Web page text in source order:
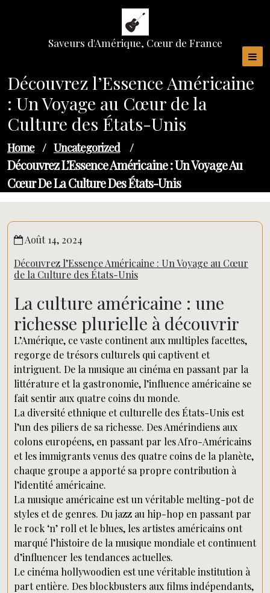
Saveurs d'Amérique, Cœur de France
Découvrez l’Essence Américaine
: Un Voyage au Cœur de la
Culture des États-Unis
Home / Uncategorized /
Découvrez L’Essence Américaine : Un Voyage Au
Cœur De La Culture Des États-Unis
Août 14, 2024
Découvrez l’Essence Américaine : Un Voyage au Cœur
de la Culture des États-Unis
La culture américaine : une
richesse plurielle à découvrir
L’Amérique, ce vaste continent aux multiples facettes,
regorge de trésors culturels qui captivent et
intriguent. De la musique au cinéma en passant par la
littérature et la gastronomie, l’influence américaine se
fait sentir aux quatre coins du monde.
La diversité ethnique et culturelle des États-Unis est
l’un des piliers de sa richesse. Des Amérindiens aux
colons européens, en passant par les Afro-Américains
et les immigrants venus des quatre coins de la planète,
chaque groupe a apporté sa propre contribution à
l’identité américaine.
La musique américaine est un véritable melting-pot de
styles et de genres. Du jazz au hip-hop en passant par
le rock ‘n’ roll et le blues, les artistes américains ont
marqué l’histoire de la musique mondiale et continuent
d’influencer les tendances actuelles.
Le cinéma hollywoodien est une véritable institution à
part entière. Des blockbusters aux films indépendants,